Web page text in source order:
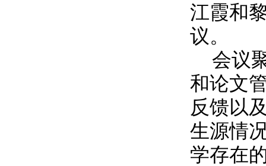
江霞和
议。
会议
和论文
反馈以
生源情
学存在